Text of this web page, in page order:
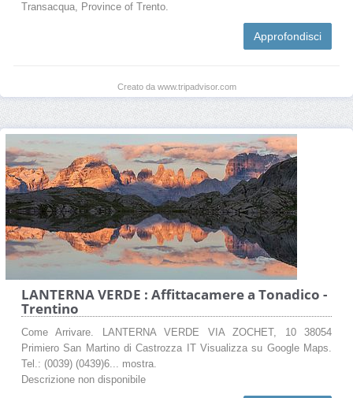
Transacqua, Province of Trento.
Approfondisci
Creato da www.tripadvisor.com
LANTERNA VERDE : Affittacamere a Tonadico -
Trentino
Come Arrivare. LANTERNA VERDE VIA ZOCHET, 10 38054
Primiero San Martino di Castrozza IT Visualizza su Google Maps.
Tel.: (0039) (0439)6... mostra.
Descrizione non disponibile